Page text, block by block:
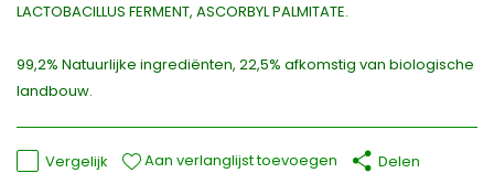
LACTOBACILLUS FERMENT, ASCORBYL PALMITATE.
99,2% Natuurlijke ingrediënten, 22,5% afkomstig van biologische
landbouw.
Vergelijk Aan verlanglijst toevoegen Delen